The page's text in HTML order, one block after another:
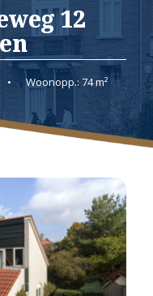
12
• Woonopp.: 74 m²